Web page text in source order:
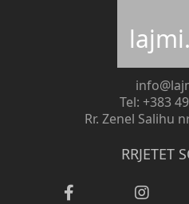
Tel: +383
Rr. Zenel Salihu
RRJETET